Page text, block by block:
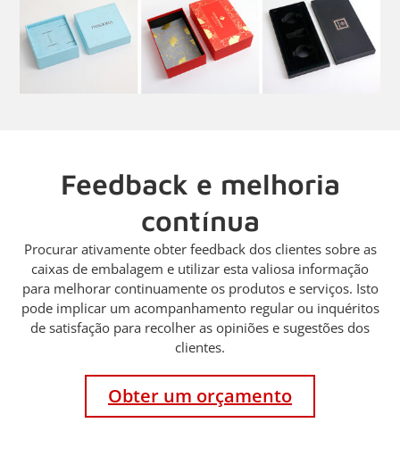
Feedback e melhoria
contínua
Procurar ativamente obter feedback dos clientes sobre as
caixas de embalagem e utilizar esta valiosa informação
para melhorar continuamente os produtos e serviços. Isto
pode implicar um acompanhamento regular ou inquéritos
de satisfação para recolher as opiniões e sugestões dos
clientes.
Obter um orçamento